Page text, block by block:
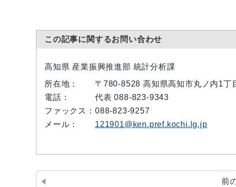
この記事に関するお問い合わせ
高知県 産業振興推進部 統計分析課
所在地：
〒780-8528 高知県高知市丸ノ内1丁
電話：
代表 088-823-9343
ファックス： 088-823-9257
メール：
121901@ken.pref.kochi.lg.jp
前